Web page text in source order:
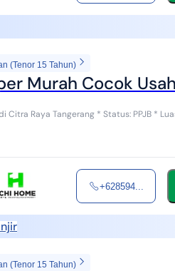
(Tenor 15 Tahun)
Murah Cocok
PPJB * Luas Tanah: 4,5 x 15 m
+628594...
(Tenor 15 Tahun)